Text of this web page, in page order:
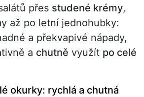
přes studené krémy,
až po letní jednohubky:
a překvapivé nápady,
a chutně využít po celé
okurky: rychlá a chutná